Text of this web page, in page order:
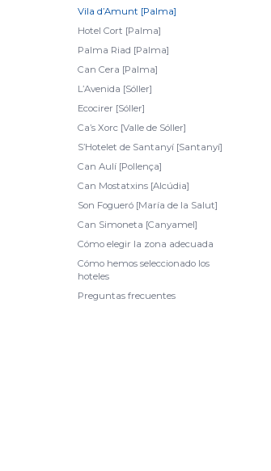
Vila d’Amunt [Palma]
Hotel Cort [Palma]
Palma Riad [Palma]
Can Cera [Palma]
L’Avenida [Sóller]
Ecocirer [Sóller]
Ca’s Xorc [Valle de Sóller]
S’Hotelet de Santanyí [Santanyí]
Can Aulí [Pollença]
Can Mostatxins [Alcúdia]
Son Fogueró [María de la Salut]
Can Simoneta [Canyamel]
Cómo elegir la zona adecuada
Cómo hemos seleccionado los
hoteles
Preguntas frecuentes